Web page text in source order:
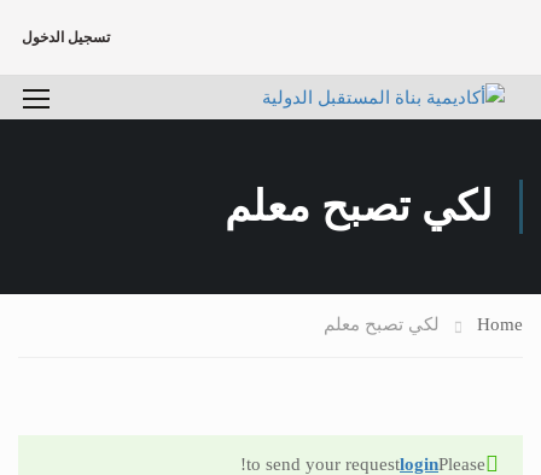
تسجيل الدخول
لكي تصبح معلم
Home لكي تصبح معلم
Please
login
to send your request!